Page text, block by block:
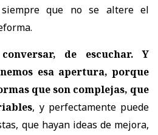
siempre que no se altere el
de escuchar. Y
esa apertura, porque
que son complejas, que
, y perfectamente puede
que hayan ideas de mejora,